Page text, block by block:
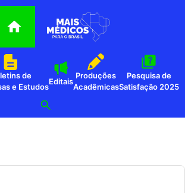
de
e Estudos
Editais
Produções
Acadêmicas
Pesquisa de
Satisfação 2025